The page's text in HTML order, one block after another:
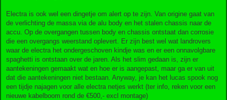
Electra is ook wel een dingetje om alert op te zijn. Van origine gaat van
de verlichting de massa via de alu body en het stalen chassis naar de
accu. Op de overgangen tussen body en chassis ontstaat dan corrosie
die een overgangs weerstand oplevert. Er zijn best wel wat landrovers
waar de electra het ondergeschoven kindje was en er een onnavolgbare
spaghetti is ontstaan over de jaren. Als het slim gedaan is, zijn er
aantekeningen gemaakt wat en hoe er is aangepast, maar ga er van uit
dat die aantekeningen niet bestaan. Anyway, je kan het lucas spook nog
een tijdje najagen voor alle electra netjes werkt (ter info, reken voor een
nieuwe kabelboom rond de €500,- excl montage)